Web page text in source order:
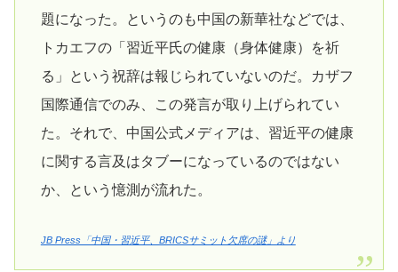
題になった。というのも中国の新華社などでは、
トカエフの「習近平氏の健康（身体健康）を祈
る」という祝辞は報じられていないのだ。カザフ
国際通信でのみ、この発言が取り上げられてい
た。それで、中国公式メディアは、習近平の健康
に関する言及はタブーになっているのではない
か、という憶測が流れた。
JB Press「中国・習近平、BRICSサミット欠席の謎」より